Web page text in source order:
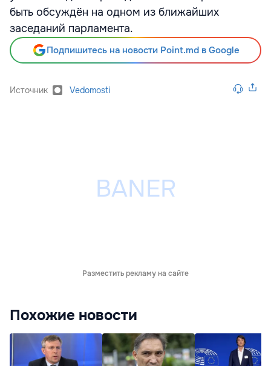
быть обсуждён на одном из ближайших
заседаний парламента.
Подпишитесь на новости Point.md в Google
Источник Vedomosti
Разместить рекламу на сайте
Похожие новости